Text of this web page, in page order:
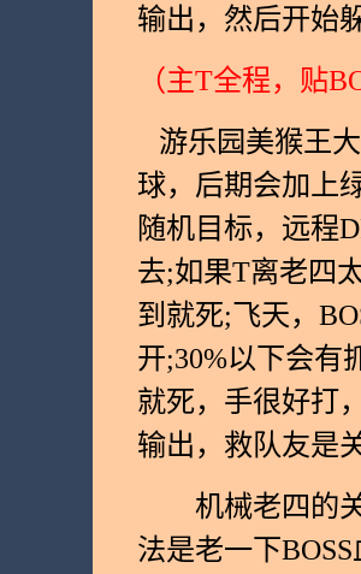
输出，然后开始
（主T全程，贴
游乐园美猴王
球，后期会加上
随机目标，远程
去;如果T离老四
到就死;飞天，
开;30%以下会有
就死，手很好打
输出，救队友是
机械老四的关
法是老一下